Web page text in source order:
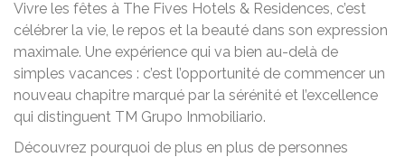
Vivre les fêtes à The Fives Hotels & Residences, c’est
célébrer la vie, le repos et la beauté dans son expression
maximale. Une expérience qui va bien au-delà de
simples vacances : c’est l’opportunité de commencer un
nouveau chapitre marqué par la sérénité et l’excellence
qui distinguent TM Grupo Inmobiliario.
Découvrez pourquoi de plus en plus de personnes